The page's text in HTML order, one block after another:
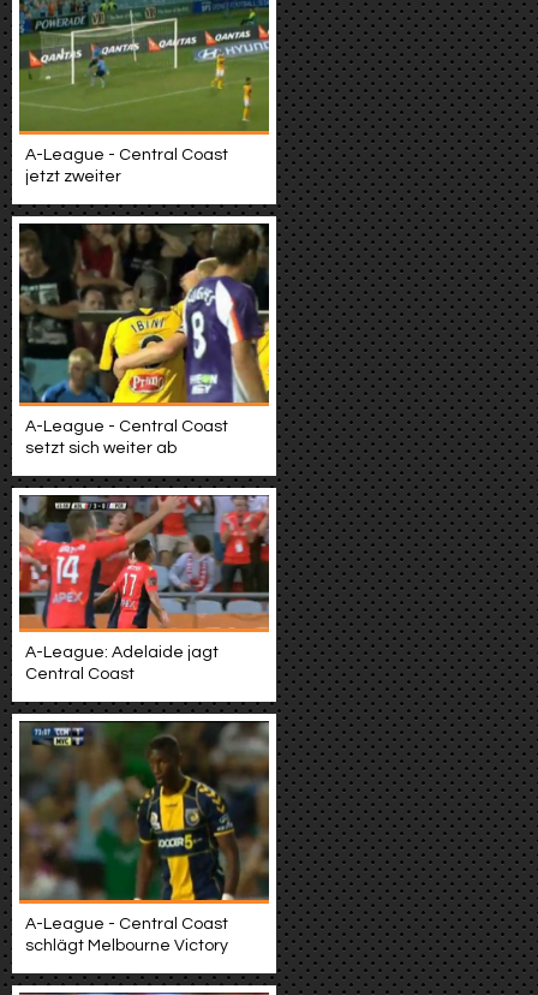
A-League - Central Coast
jetzt zweiter
A-League - Central Coast
setzt sich weiter ab
A-League: Adelaide jagt
Central Coast
A-League - Central Coast
schlägt Melbourne Victory